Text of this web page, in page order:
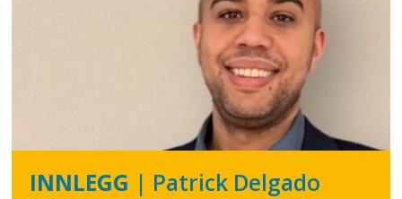
INNLEGG | Patrick Delgado